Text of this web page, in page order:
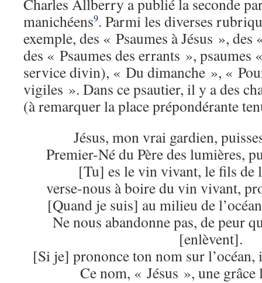
Charles Allberry a publié la seconde
manichéens9. Parmi les diverses
exemple, des « Psaumes à Jésus »,
des « Psaumes des errants »,
service divin), « Du dimanche », «
vigiles ». Dans ce psautier, il y a des
(à remarquer la place prépondérante
Jésus, mon vrai gardien,
Premier-Né du Père des lumières,
[Tu] es le vin vivant, le fils de
verse-nous à boire du vin vivant,
[Quand je suis] au milieu de
Ne nous abandonne pas, de peur
[enlèvent].
[Si je] prononce ton nom sur
Ce nom, « Jésus », une grâce